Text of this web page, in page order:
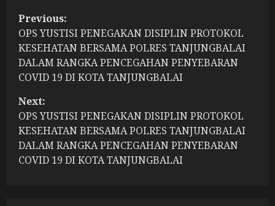
P
o
s
t
n
a
v
Previous:
OPS YUSTISI PENEGAKAN DISIPLIN PROTOKOL
KESEHATAN BERSAMA POLRES TANJUNGBALAI
DALAM RANGKA PENCEGAHAN PENYEBARAN
COVID 19 DI KOTA TANJUNGBALAI
Next:
OPS YUSTISI PENEGAKAN DISIPLIN PROTOKOL
KESEHATAN BERSAMA POLRES TANJUNGBALAI
DALAM RANGKA PENCEGAHAN PENYEBARAN
COVID 19 DI KOTA TANJUNGBALAI